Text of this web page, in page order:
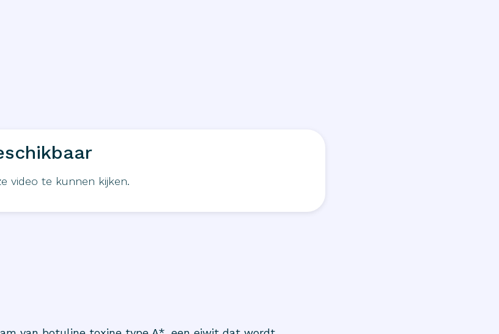
video te kunnen kijken.